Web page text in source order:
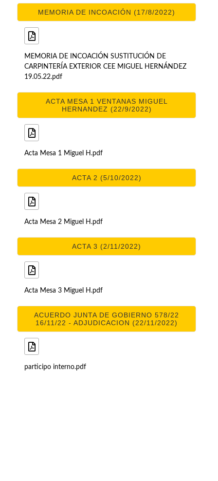
MEMORIA DE INCOACIÓN (17/8/2022)
MEMORIA DE INCOACIÓN SUSTITUCIÓN DE
CARPINTERÍA EXTERIOR CEE MIGUEL HERNÁNDEZ
19.05.22.pdf
ACTA MESA 1 VENTANAS MIGUEL
HERNANDEZ (22/9/2022)
Acta Mesa 1 Miguel H.pdf
ACTA 2 (5/10/2022)
Acta Mesa 2 Miguel H.pdf
ACTA 3 (2/11/2022)
Acta Mesa 3 Miguel H.pdf
ACUERDO JUNTA DE GOBIERNO 578/22
16/11/22 - ADJUDICACION (22/11/2022)
participo interno.pdf